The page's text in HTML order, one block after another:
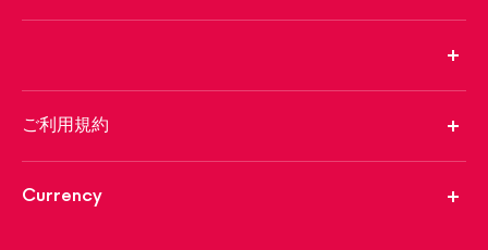
ご利用規約
Currency